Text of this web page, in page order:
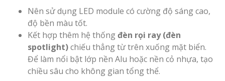
Nên sử dụng LED module có cường độ sáng cao,
độ bền màu tốt.
Kết hợp thêm hệ thốngđèn rọi ray (đèn
spotlight)chiếu thẳng từ trên xuống mặt biển.
Để làm nổi bật lớp nền Alu hoặc nền cỏ nhựa, tạo
chiều sâu cho không gian tổng thể.